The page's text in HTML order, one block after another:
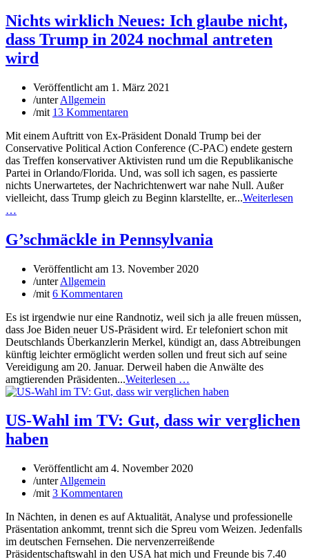
Nichts wirklich Neues: Ich glaube nicht,
dass Trump in 2024 nochmal antreten
wird
Veröffentlicht am 1. März 2021
/unterAllgemein
/mit 13 Kommentaren
Mit einem Auftritt von Ex-Präsident Donald Trump bei der
Conservative Political Action Conference (C-PAC) endete gestern
das Treffen konservativer Aktivisten rund um die Republikanische
Partei in Orlando/Florida. Und, was soll ich sagen, es passierte
nichts Unerwartetes, der Nachrichtenwert war nahe Null. Außer
vielleicht, dass Trump gleich zu Beginn klarstellte, er...Weiterlesen
…
G’schmäckle in Pennsylvania
Veröffentlicht am 13. November 2020
/unterAllgemein
/mit 6 Kommentaren
Es ist irgendwie nur eine Randnotiz, weil sich ja alle freuen müssen,
dass Joe Biden neuer US-Präsident wird. Er telefoniert schon mit
Deutschlands Überkanzlerin Merkel, kündigt an, dass Abtreibungen
künftig leichter ermöglicht werden sollen und freut sich auf seine
Vereidigung am 20. Januar. Derweil haben die Anwälte des
amgtierenden Präsidenten...Weiterlesen …
US-Wahl im TV: Gut, dass wir verglichen
haben
Veröffentlicht am 4. November 2020
/unterAllgemein
/mit 3 Kommentaren
In Nächten, in denen es auf Aktualität, Analyse und professionelle
Präsentation ankommt, trennt sich die Spreu vom Weizen. Jedenfalls
im deutschen Fernsehen. Die nervenzerreißende
Präsidentschaftswahl in den USA hat mich und Freunde bis 7.40